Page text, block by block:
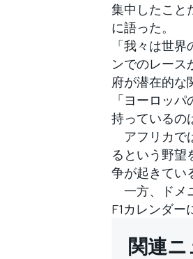
すべてのカテゴ
集中したこと
に語った。
「我々は世
ンでのレース
府が潜在的な
「ヨーロッ
持っているの
アフリカで
るという野望
争が起きてい
一方、ドメ
F1カレンダー
関連